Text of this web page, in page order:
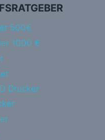
500€
1000 €
Drucker